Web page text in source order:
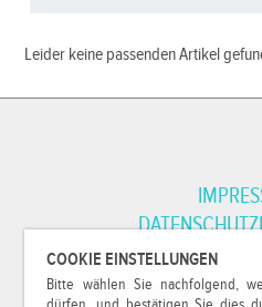
COOKIE EINSTELLUNGEN
Bitte wählen Sie nachfolgend,
Leider keine passenden Artikel
*Alle Preise inkl. MwSt.